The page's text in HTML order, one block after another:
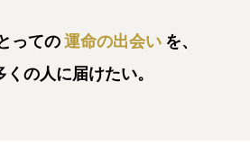
っての運命の出会い を、
くの人に届けたい。